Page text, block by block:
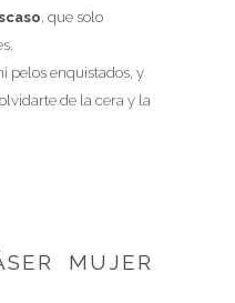
, que solo
pelos enquistados, y
de la cera y la
MUJER